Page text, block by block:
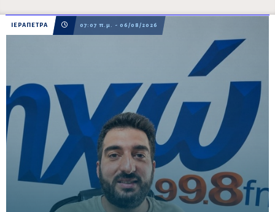
ΙΕΡΑΠΕΤΡΑ 07:07 π.μ. - 06/08/2026